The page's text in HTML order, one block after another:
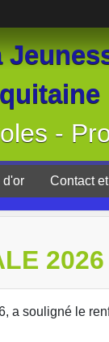
-
d'or Contact
2026
a souligné le